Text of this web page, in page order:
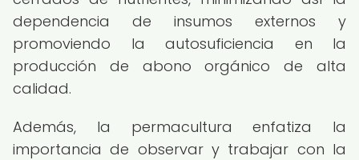
dependencia de insumos externos y
promoviendo la autosuficiencia en la
producción de abono orgánico de alta
calidad.
Además, la permacultura enfatiza la
importancia de observar y trabajar con la